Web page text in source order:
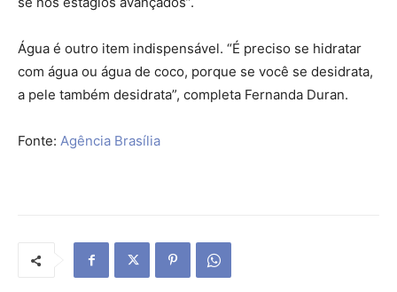
Água é outro item indispensável. “É preciso se hidratar
com água ou água de coco, porque se você se desidrata,
a pele também desidrata”, completa Fernanda Duran.
Fonte: Agência Brasília